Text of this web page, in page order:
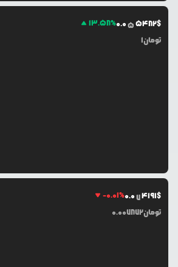
13.58%0.055482$
1تومان
-0.01%0.074191$
0.007872تومان